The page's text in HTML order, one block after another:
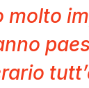
molto